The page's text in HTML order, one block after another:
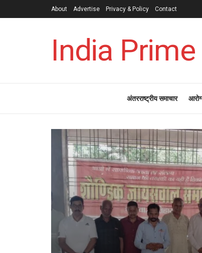
About Advertise Privacy & Policy Contact
India
अंतरराष्ट्रीय समाचार